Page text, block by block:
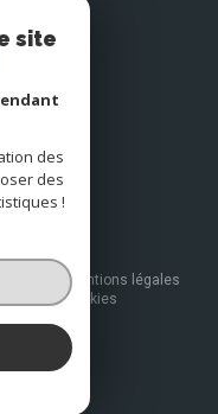
Mentions légales
Cookies
site
des
des
!